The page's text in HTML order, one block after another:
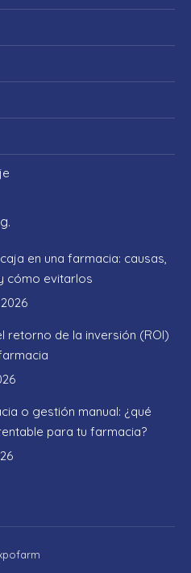
en una farmacia: causas,
cómo evitarlos
retorno de la inversión (ROI)
o gestión manual: ¿qué
para tu farmacia?